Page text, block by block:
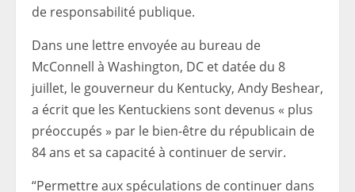
de responsabilité publique.
Dans une lettre envoyée au bureau de
McConnell à Washington, DC et datée du 8
juillet, le gouverneur du Kentucky, Andy Beshear,
a écrit que les Kentuckiens sont devenus « plus
préoccupés » par le bien-être du républicain de
84 ans et sa capacité à continuer de servir.
“Permettre aux spéculations de continuer dans